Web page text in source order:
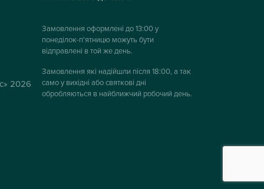
2026
Замовлення оформлені до 13:00 у
понеділок-п'ятницю можуть бути
відправлені в той же день.
Замовлення які надійшли після 18:00, а так
само у вихідні або святкові дні
обробляються в найближчий робочий день.